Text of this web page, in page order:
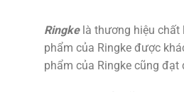
Ringkelà thương hiệu chất
phẩm của Ringke được
phẩm của Ringke cũng